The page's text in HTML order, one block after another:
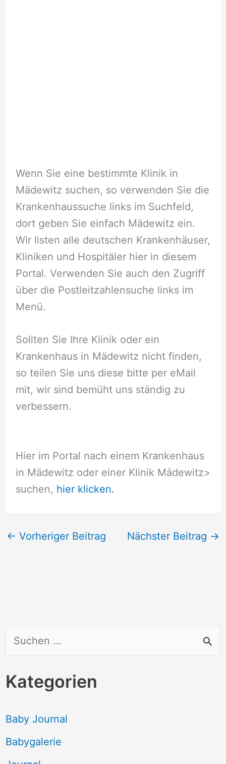
c
e
n
Kategorien
Baby Journal
Babygalerie
Wenn Sie eine bestimmte Klinik in
Mädewitz suchen, so verwenden Sie die
Krankenhaussuche links im Suchfeld,
dort geben Sie einfach Mädewitz ein.
Wir listen alle deutschen Krankenhäuser,
Kliniken und Hospitäler hier in diesem
Portal. Verwenden Sie auch den Zugriff
über die Postleitzahlensuche links im
Menü.
Sollten Sie Ihre Klinik oder ein
Krankenhaus in Mädewitz nicht finden,
so teilen Sie uns diese bitte per eMail
mit, wir sind bemüht uns ständig zu
verbessern.
Hier im Portal nach einem Krankenhaus
in Mädewitz oder einer Klinik Mädewitz>
suchen, hier klicken.
← Vorheriger Beitrag Nächster Beitrag →